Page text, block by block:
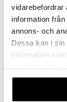
vidarebefordrar
information
annons- och
Dessa kan i sin
information
våra cookies
Saatavana